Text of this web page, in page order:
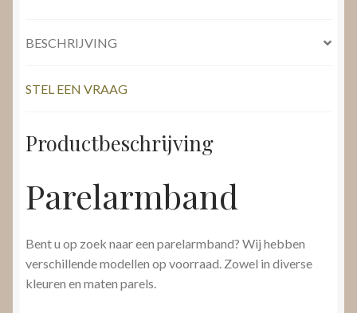
BESCHRIJVING
STEL EEN VRAAG
Productbeschrijving
Parelarmband
Bent u op zoek naar een parelarmband? Wij hebben
verschillende modellen op voorraad. Zowel in diverse
kleuren en maten parels.